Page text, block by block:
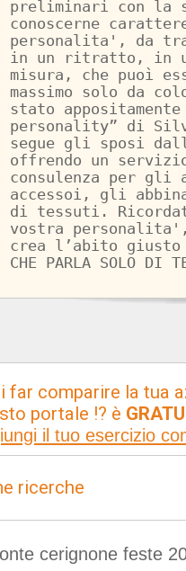
preliminari con la
conoscerne
personalita', da
in un ritratto, in
misura, che puoì
massimo solo da
stato
personality” di
segue gli sposi
offrendo un
consulenza per
accessoi, gli
di tessuti.
vostra
crea l’abito giusto
CHE PARLA SOLO DI
far comparire la tua
portale !? è
il tuo esercizio
ricerche
cerignone feste